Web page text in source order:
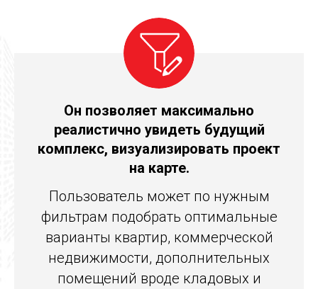
Он позволяет максимально
реалистично увидеть будущий
комплекс, визуализировать проект
на карте.
Пользователь может по нужным
фильтрам подобрать оптимальные
варианты квартир, коммерческой
недвижимости, дополнительных
помещений вроде кладовых и